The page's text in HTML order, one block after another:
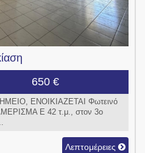
650 €
ENOIKIAZETAI Φωτεινό
Ε 42 τ.μ., στον 3ο
Λεπτομέρειες